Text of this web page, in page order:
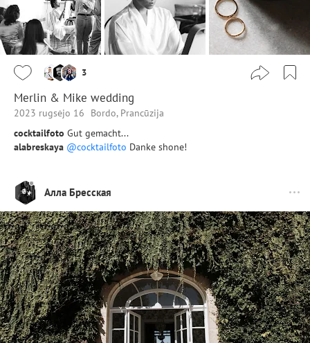
3
Merlin & Mike wedding
2023 rugsėjo 16
Bordo, Prancūzija
cocktailfoto Gut gemacht...
alabreskaya @cocktailfoto Danke shone!
Алла Бресская